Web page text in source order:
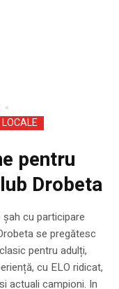
pentru
Drobeta
cu participare
se pregătesc
pentru adulți,
cu ELO ridicat,
actuali campioni. In